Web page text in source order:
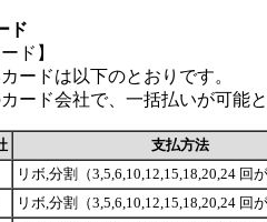
ド
ド】
ードは以下のとおりです。
ード会社で、一括払いが可能
支払方法
リボ,分割（3,5,6,10,12,15,18,20,24 回
リボ,分割（3,5,6,10,12,15,18,20,24 回